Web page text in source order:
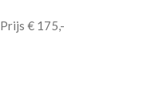
Prijs € 175,-